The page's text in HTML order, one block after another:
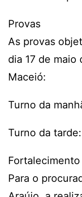
Provas
As provas
dia 17 de maio
Maceió:
Turno da
Turno da
Para o